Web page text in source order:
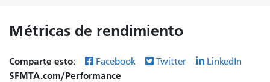
Métricas de rendimiento
Comparte esto: Facebook Twitter LinkedIn
SFMTA.com/Performance